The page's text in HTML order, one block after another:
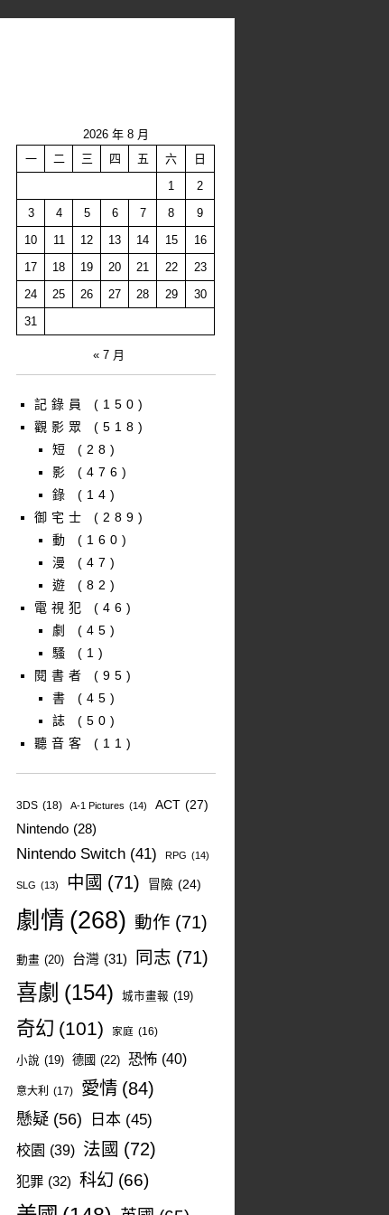
2026 年 8 月
一
二 三 四 五 六
日
1
2
3
4 5 6 7 8
9
10
11 12 13 14 15
16
17
18 19 20 21 22
23
24
25 26 27 28 29
30
31
« 7 月
記錄員
(150)
觀影眾
(518)
短
(28)
影
(476)
錄
(14)
御宅士
(289)
動
(160)
漫
(47)
遊
(82)
電視犯
(46)
劇
(45)
騷
(1)
閱書者
(95)
書
(45)
誌
(50)
聽音客
(11)
3DS (18) A-1 Pictures (14) ACT (27)
Nintendo (28)
Nintendo Switch (41) RPG (14)
SLG (13) 中國 (71) 冒險 (24)
劇情 (268) 動作 (71)
動畫 (20) 台灣 (31) 同志 (71)
喜劇 (154) 城市畫報 (19)
奇幻 (101) 家庭 (16)
小說 (19) 德國 (22) 恐怖 (40)
意大利 (17) 愛情 (84)
懸疑 (56) 日本 (45)
校園 (39) 法國 (72)
犯罪 (32) 科幻 (66)